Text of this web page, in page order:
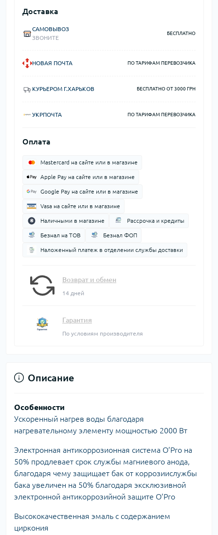
Доставка
САМОВЫВОЗ
ЗВОНИТЕ
БЕСПЛАТНО
НОВАЯ ПОЧТА ПО ТАРИФАМ ПЕРЕВОЗЧИКА
КУРЬЕРОМ Г.ХАРЬКОВ БЕСПЛАТНО ОТ 3000 ГРН
УКРПОЧТА ПО ТАРИФАМ ПЕРЕВОЗЧИКА
Оплата
Mastercard на сайте или в магазине
Apple Pay на сайте или в магазине
Google Pay на сайте или в магазине
Vasa на сайте или в магазине
Наличными в магазине Рассрочка и кредиты
Безнал на ТОВ Безнал ФОП
Наложенный платеж в отделении службы доставки
Возврат и обмен
14 дней
Гарантия
По условиям производителя
Описание
Особенности
Ускоренный нагрев воды благодаря
нагревательному элементу мощностью 2000 Вт
Электронная антикоррозионная система O’Pro на
50% продлевает срок службы магниевого анода,
благодаря чему защищает бак от коррозиислужбы
бака увеличен на 50% благодаря эксклюзивной
электронной антикоррозийной защите O’Pro
Высококачественная эмаль с содержанием
циркония